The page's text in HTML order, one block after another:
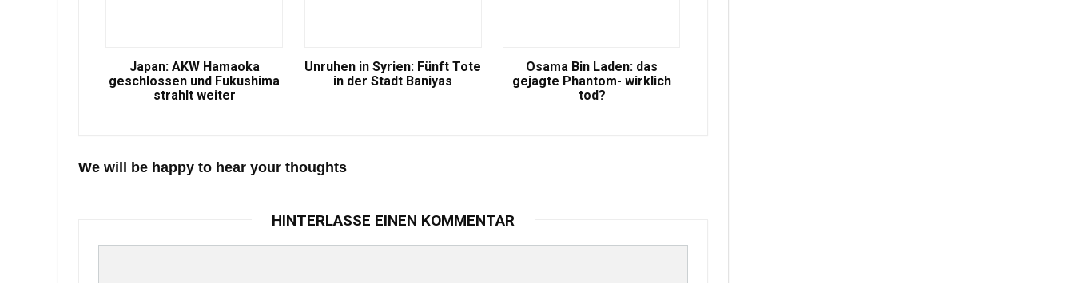
Japan: AKW Hamaoka
geschlossen und Fukushima
strahlt weiter
Unruhen in Syrien: Fünft Tote
in der Stadt Baniyas
Osama Bin Laden: das
gejagte Phantom- wirklich
tod?
We will be happy to hear your thoughts
HINTERLASSE EINEN KOMMENTAR